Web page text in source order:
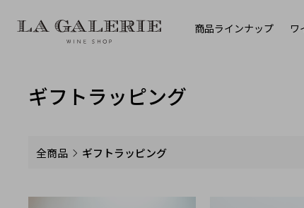
商品ラインナップ ワ
ギフトラッピング
全商品 ギフトラッピング